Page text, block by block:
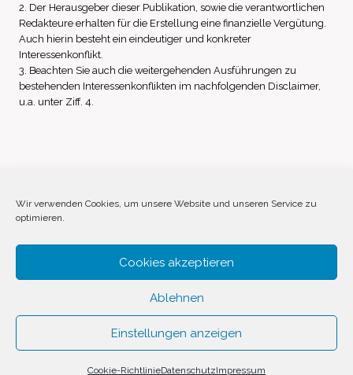
Wir verwenden Cookies, um unsere Website und unseren Service zu
optimieren.
Cookies akzeptieren
Ablehnen
Einstellungen anzeigen
Cookie-RichtlinieDatenschutzImpressum
2. Der Herausgeber dieser Publikation, sowie die verantwortlichen
Redakteure erhalten für die Erstellung eine finanzielle Vergütung.
Auch hierin besteht ein eindeutiger und konkreter
Interessenkonflikt.
3. Beachten Sie auch die weitergehenden Ausführungen zu
bestehenden Interessenkonflikten im nachfolgenden Disclaimer,
u.a. unter Ziff. 4.
Impressum Datenschutz
Disclaimer
© 2026 Invest Inside by